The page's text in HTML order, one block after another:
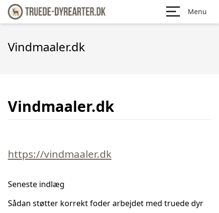
Menu
Vindmaaler.dk
Vindmaaler.dk
https://vindmaaler.dk
Seneste indlæg
Sådan støtter korrekt foder arbejdet med truede dyr